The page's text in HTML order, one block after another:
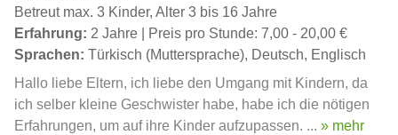
Betreut max. 3 Kinder, Alter 3 bis 16 Jahre
Erfahrung: 2 Jahre | Preis pro Stunde: 7,00 - 20,00 €
Sprachen: Türkisch (Muttersprache), Deutsch, Englisch
Hallo liebe Eltern, ich liebe den Umgang mit Kindern, da
ich selber kleine Geschwister habe, habe ich die nötigen
Erfahrungen, um auf ihre Kinder aufzupassen. ... » mehr